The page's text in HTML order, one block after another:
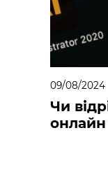
09/08/2024
Чи